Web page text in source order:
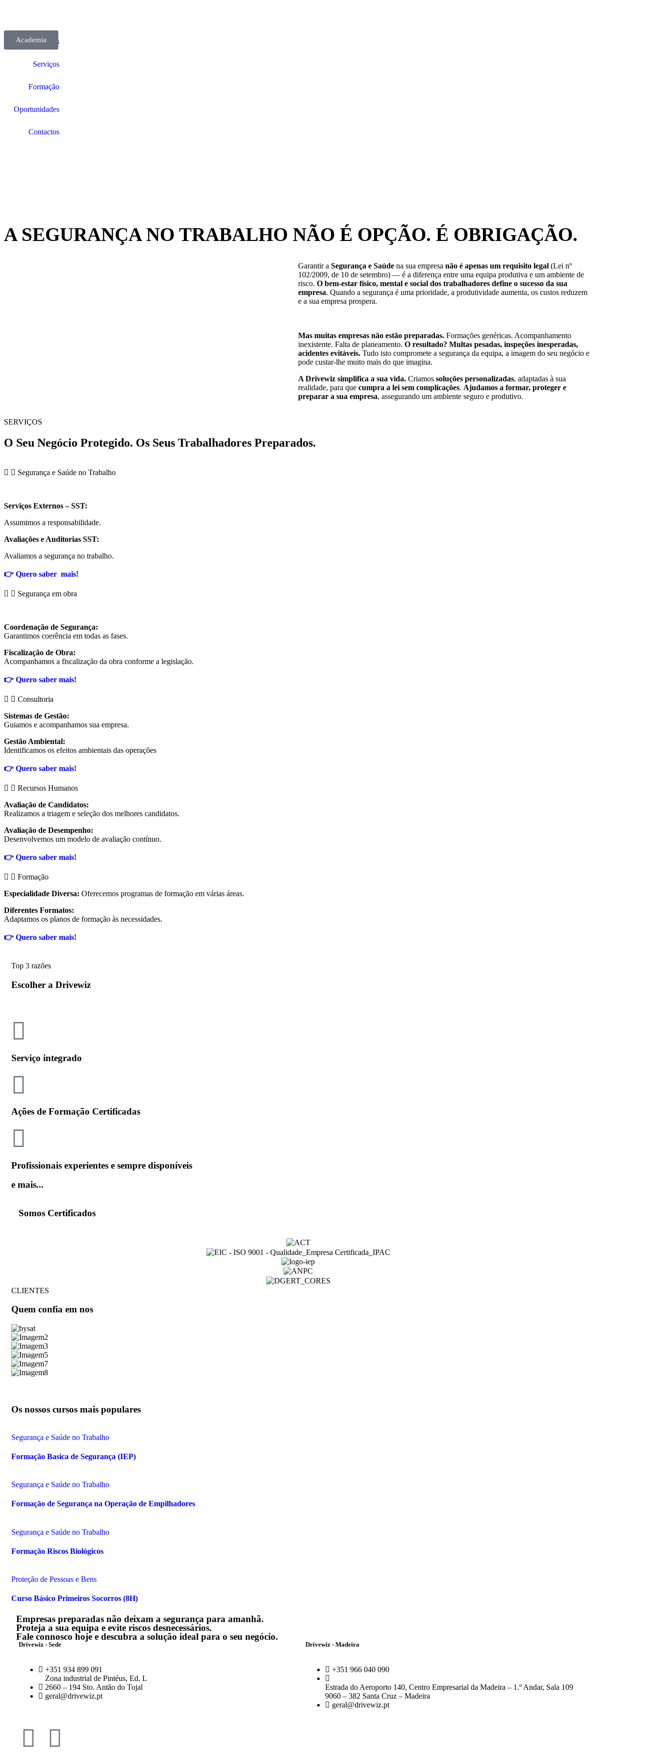
Sobre Nós
Serviços
Formação
Oportunidades
Contactos
Academia
A SEGURANÇA NO TRABALHO NÃO É OPÇÃO. É OBRIGAÇÃO.
Garantir a Segurança e Saúde na sua empresa não é apenas um requisito legal (Lei nº
102/2009, de 10 de setembro) — é a diferença entre uma equipa produtiva e um ambiente de
risco. O bem-estar físico, mental e social dos trabalhadores define o sucesso da sua
empresa. Quando a segurança é uma prioridade, a produtividade aumenta, os custos reduzem
e a sua empresa prospera.
Mas muitas empresas não estão preparadas. Formações genéricas. Acompanhamento
inexistente. Falta de planeamento. O resultado? Multas pesadas, inspeções inesperadas,
acidentes evitáveis. Tudo isto compromete a segurança da equipa, a imagem do seu negócio e
pode custar-lhe muito mais do que imagina.
A Drivewiz simplifica a sua vida. Criamos soluções personalizadas, adaptadas à sua
realidade, para que cumpra a lei sem complicações. Ajudamos a formar, proteger e
preparar a sua empresa, assegurando um ambiente seguro e produtivo.
SERVIÇOS
O Seu Negócio Protegido. Os Seus Trabalhadores Preparados.
Segurança e Saúde no Trabalho
Serviços Externos – SST:
Assumimos a responsabilidade.
Avaliações e Auditorias SST:
Avaliamos a segurança no trabalho.
👉 Quero saber mais!
Segurança em obra
Coordenação de Segurança:
Garantimos coerência em todas as fases.
Fiscalização de Obra:
Acompanhamos a fiscalização da obra conforme a legislação.
👉 Quero saber mais!
Consultoria
Sistemas de Gestão:
Guiamos e acompanhamos sua empresa.
Gestão Ambiental:
Identificamos os efeitos ambientais das operações
👉 Quero saber mais!
Recursos Humanos
Avaliação de Candidatos:
Realizamos a triagem e seleção dos melhores candidatos.
Avaliação de Desempenho:
Desenvolvemos um modelo de avaliação contínuo.
👉 Quero saber mais!
Formação
Especialidade Diversa: Oferecemos programas de formação em várias áreas.
Diferentes Formatos:
Adaptamos os planos de formação às necessidades.
👉 Quero saber mais!
Top 3 razões
Escolher a Drivewiz
Serviço integrado
Ações de Formação Certificadas
Profissionais experientes e sempre disponíveis
e mais...
Somos Certificados
CLIENTES
Quem confia em nos
Os nossos cursos mais populares
Segurança e Saúde no Trabalho
Formação Basica de Segurança (IEP)
Segurança e Saúde no Trabalho
Formação de Segurança na Operação de Empilhadores
Segurança e Saúde no Trabalho
Formação Riscos Biológicos
Proteção de Pessoas e Bens
Curso Básico Primeiros Socorros (8H)
Empresas preparadas não deixam a segurança para amanhã.
Proteja a sua equipa e evite riscos desnecessários.
Fale connosco hoje e descubra a solução ideal para o seu negócio.
Drivewiz - Sede
+351 934 899 091
Zona industrial de Pintéus, Ed. L
2660 – 194 Sto. Antão do Tojal
geral@drivewiz.pt
Drivewiz - Madeira
+351 966 040 090
Estrada do Aeroporto 140, Centro Empresarial da Madeira – 1.º Andar, Sala 109
9060 – 382 Santa Cruz – Madeira
geral@drivewiz.pt